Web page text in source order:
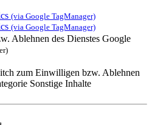
(via Google TagManager)
(via Google TagManager)
Ablehnen des Dienstes Google
zum Einwilligen bzw. Ablehnen
Sonstige Inhalte